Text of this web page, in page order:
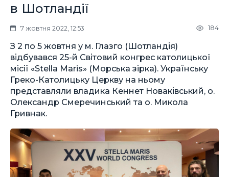
в Шотландії
7 жовтня 2022, 12:53 184
З 2 по 5 жовтня у м. Глазго (Шотландія)
відбувався 25-й Світовий конгрес католицької
місії «Stella Maris» (Морська зірка). Українську
Греко-Католицьку Церкву на ньому
представляли владика Кеннет Новаківський, о.
Олександр Смеречинський та о. Микола
Гривнак.